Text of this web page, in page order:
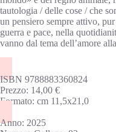
tautologia / delle cose / che
un pensiero sempre attivo,
guerra e pace, nella
vanno dal tema dell’amore
ISBN 9788883360824
Prezzo: 14,00 €
Formato: cm 11,5x21,0
Anno: 2025